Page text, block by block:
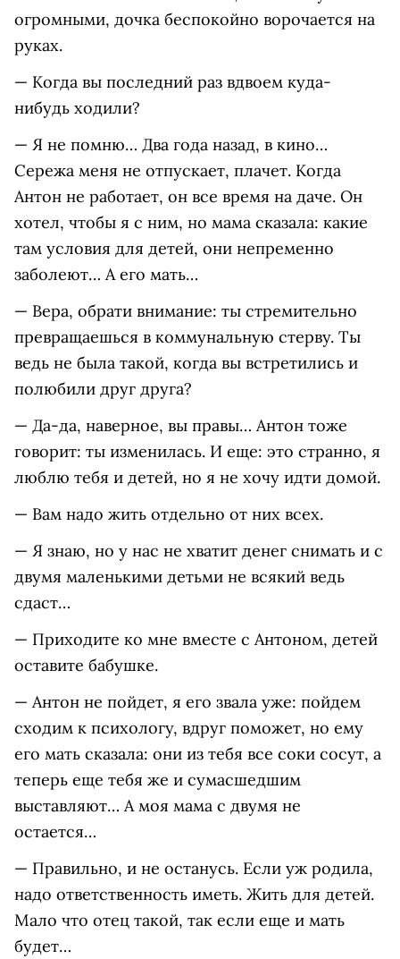
огромными, дочка беспокойно ворочается на
руках.
— Когда вы последний раз вдвоем куда-
нибудь ходили?
— Я не помню… Два года назад, в кино…
Сережа меня не отпускает, плачет. Когда
Антон не работает, он все время на даче. Он
хотел, чтобы я с ним, но мама сказала: какие
там условия для детей, они непременно
заболеют… А его мать…
— Вера, обрати внимание: ты стремительно
превращаешься в коммунальную стерву. Ты
ведь не была такой, когда вы встретились и
полюбили друг друга?
— Да-да, наверное, вы правы… Антон тоже
говорит: ты изменилась. И еще: это странно, я
люблю тебя и детей, но я не хочу идти домой.
— Вам надо жить отдельно от них всех.
— Я знаю, но у нас не хватит денег снимать и с
двумя маленькими детьми не всякий ведь
сдаст…
— Приходите ко мне вместе с Антоном, детей
оставите бабушке.
— Антон не пойдет, я его звала уже: пойдем
сходим к психологу, вдруг поможет, но ему
его мать сказала: они из тебя все соки сосут, а
теперь еще тебя же и сумасшедшим
выставляют… А моя мама с двумя не
остается…
— Правильно, и не останусь. Если уж родила,
надо ответственность иметь. Жить для детей.
Мало что отец такой, так если еще и мать
будет…